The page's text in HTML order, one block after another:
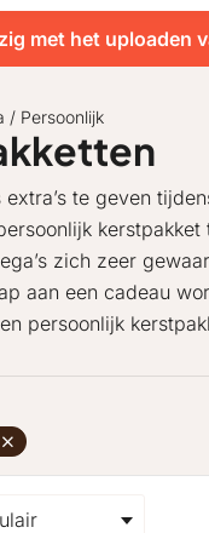
met het uploaden
/ Persoonlijk
te geven
zich zeer
aan een cadeau
persoonlijk